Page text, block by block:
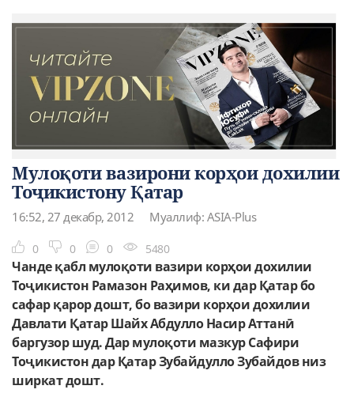
Мулоқоти вазирони корҳои дохилии
Тоҷикистону Қатар
16:52, 27 декабр, 2012 Муаллиф: ASIA-Plus
0 0 0 5480
Чанде қабл мулоқоти вазири корҳои дохилии
Тоҷикистон Рамазон Раҳимов, ки дар Қатар бо
сафар қарор дошт, бо вазири корҳои дохилии
Давлати Қатар Шайх Абдулло Насир Аттанӣ
баргузор шуд. Дар мулоқоти мазкур Сафири
Тоҷикистон дар Қатар Зубайдулло Зубайдов низ
ширкат дошт.